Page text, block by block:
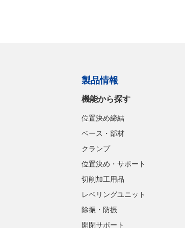
製品情報
機能から探す
位置決め締結
ベース・部材
クランプ
位置決め・サポート
切削加工用品
レベリングユニット
除振・防振
開閉サポート